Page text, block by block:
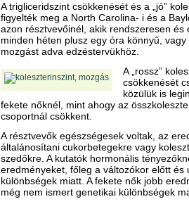
A trigliceridszint csökkenését és a „jó”
figyelték meg a North Carolina- i és a
azon résztvevőinél, akik rendszeresen és
minden héten plusz egy óra könnyű,
mozgást adva edzéstervükhöz.
A „rossz”
csökkenését
közülük is
fekete nőknél, mint ahogy az
csoportnál csökkent.
A résztvevők egészségesek voltak, az
általánosítani cukorbetegekre vagy
szedőkre. A kutatók hormonális
eredményeket, főleg a változókor előtt és
különbségek miatt. A fekete nők jobb
még nem ismert genetikai különbségek